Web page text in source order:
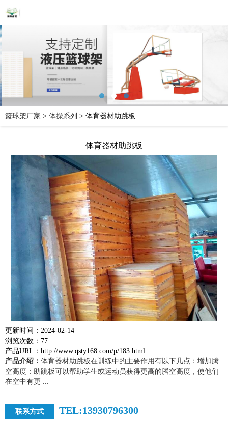
篮球架厂家 > 体操系列 > 体育器材助跳板
体育器材助跳板
更新时间：2024-02-14
浏览次数：77
产品URL：http://www.qsty168.com/p/183.html
产品介绍： 体育器材助跳板在训练中的主要作用有以下几点：增加腾
空高度：助跳板可以帮助学生或运动员获得更高的腾空高度，使他们
在空中有更 ...
联系方式 TEL:13930796300